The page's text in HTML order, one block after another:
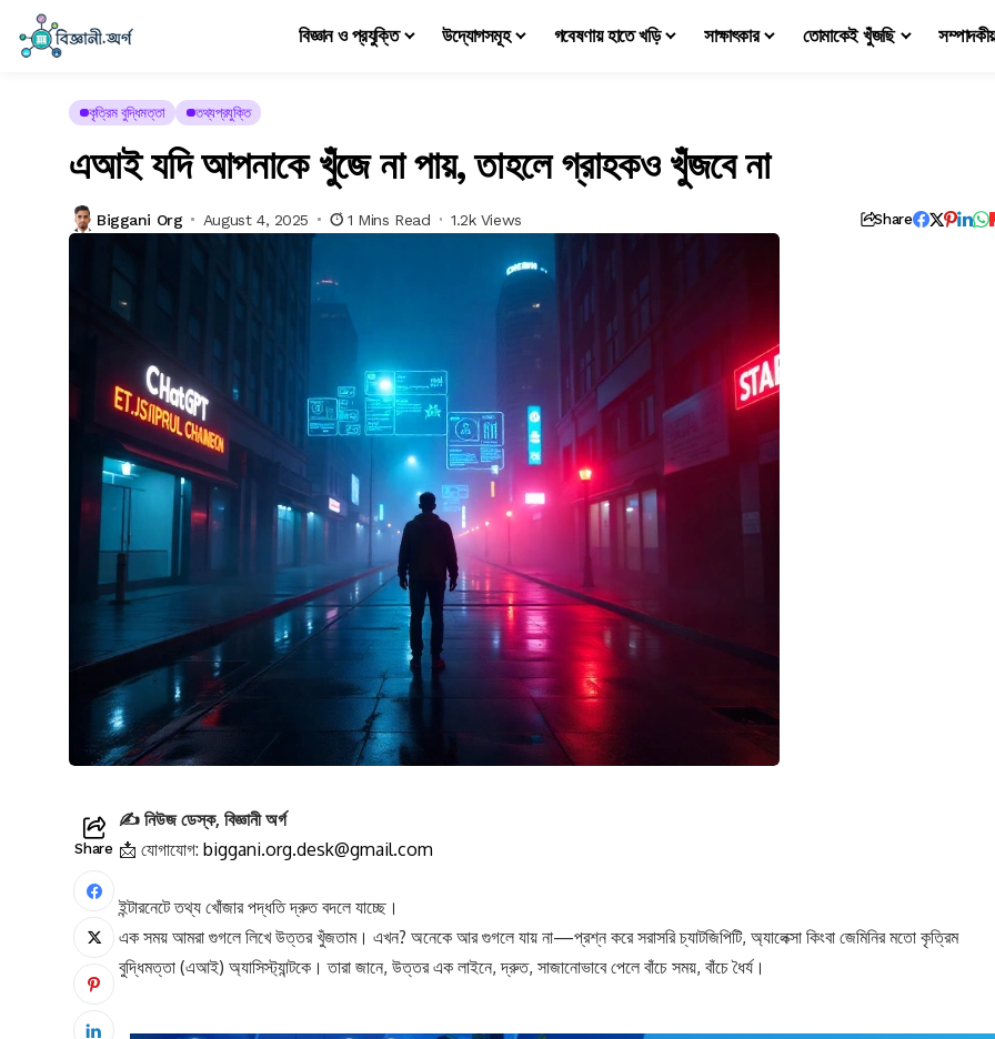
বিজ্ঞান ও প্রযুক্তি উদ্যোগসমূহ গবেষণায় হাতে খড়ি সাক্ষাৎকার তোমাকেই খুঁজছি
কৃত্রিম বুদ্ধিমত্তা তথ্যপ্রযুক্তি
এআই যদি আপনাকে খুঁজে না পায়, তাহলে গ্রাহকও খুঁজবে না
Biggani Org August 4, 2025 1 Mins Read 1.2k Views Share
Share
✍️ নিউজ ডেস্ক, বিজ্ঞানী অর্গ
📩 যোগাযোগ: biggani.org.desk@gmail.com
ইন্টারনেটে তথ্য খোঁজার পদ্ধতি দ্রুত বদলে যাচ্ছে।
এক সময় আমরা গুগলে লিখে উত্তর খুঁজতাম। এখন? অনেকে আর গুগলে যায় না—প্রশ্ন করে সরাসরি চ্যাটজিপিটি, অ্যালেক্সা কিংবা জেমিনির মতো কৃত্রিম
বুদ্ধিমত্তা (এআই) অ্যাসিস্ট্যান্টকে। তারা জানে, উত্তর এক লাইনে, দ্রুত, সাজানোভাবে পেলে বাঁচে সময়, বাঁচে ধৈর্য।